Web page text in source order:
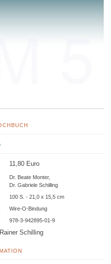
11,80 Euro
Dr. Beate Monter,
Dr. Gabriele Schilling
100 S. - 21,0 x 15,5 cm
Wire-O-Bindung
978-3-942895-01-9
Schilling